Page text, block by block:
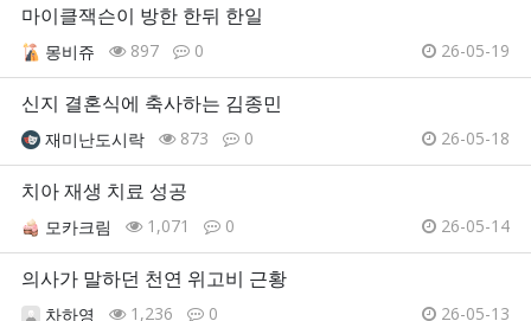
마이클잭슨이 방한 한뒤 한일
몽비쥬 897 0 26-05-19
신지 결혼식에 축사하는 김종민
재미난도시락 873 0 26-05-18
치아 재생 치료 성공
모카크림 1,071 0 26-05-14
의사가 말하던 천연 위고비 근황
차하영 1,236 0 26-05-13